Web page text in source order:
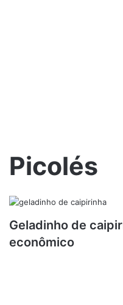
Picolés
Geladinho de
econômico